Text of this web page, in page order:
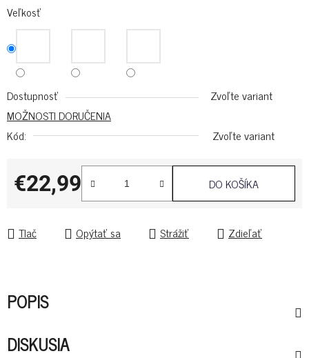
Veľkosť
Dostupnosť
Zvoľte variant
MOŽNOSTI DORUČENIA
Kód:
Zvoľte variant
€22,99
Jednotková cena:
DO KOŠÍKA
Tlač Opýtať sa Strážiť Zdieľať
POPIS
DISKUSIA